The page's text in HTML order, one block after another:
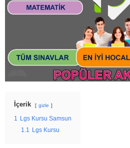
İçerik gizle
1
Lgs Kursu Samsun
1.1
Lgs Kursu